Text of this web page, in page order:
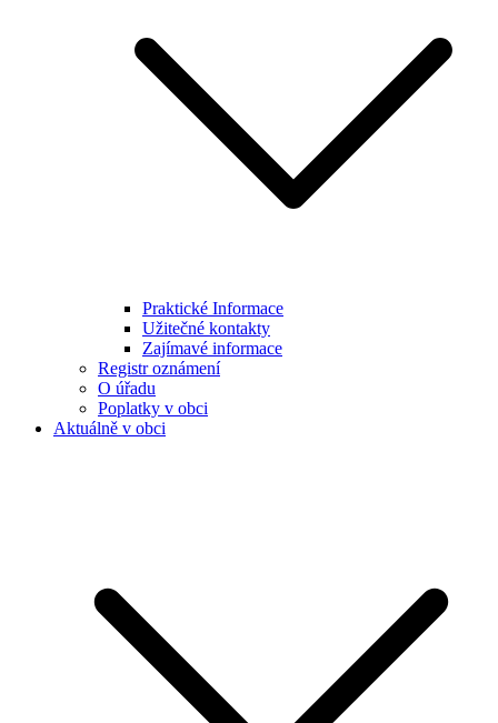
Praktické Informace
Užitečné kontakty
Zajímavé informace
Registr oznámení
O úřadu
Poplatky v obci
Aktuálně v obci